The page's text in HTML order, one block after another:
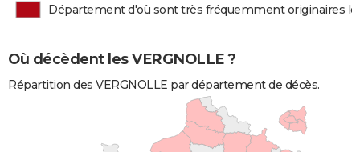
Département d'où sont très fréquemment originaires
Où décèdent les VERGNOLLE ?
Répartition des VERGNOLLE par département de décès.